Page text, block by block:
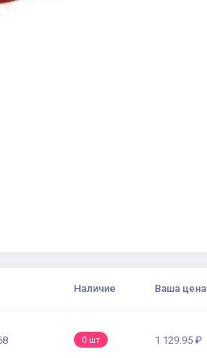
Наличие Ваша цена
0 шт 1 129.95 ₽